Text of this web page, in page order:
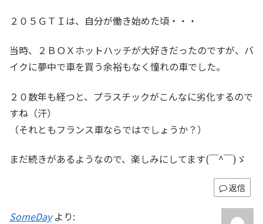
２０５ＧＴＩは、自分が働き始めた頃・・・
当時、２ＢＯＸホットハッチが大好きだったのですが、バ
イクに夢中で車を買う余裕もなく憧れの車でした。
２０数年も経つと、プラスチックがこんなに劣化するので
すね（汗）
（それともフランス車ならではでしょうか？）
まだ続きがあるようなので、楽しみにしてます(￣^￣)ゞ
返信
SomeDay より: